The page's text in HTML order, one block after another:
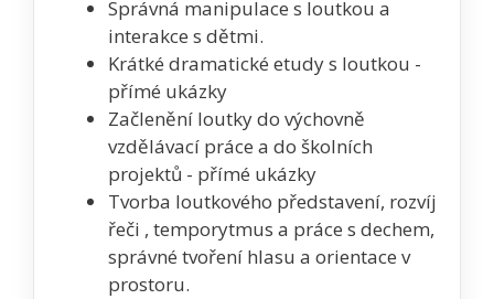
Správná manipulace s loutkou a
interakce s dětmi.
Krátké dramatické etudy s loutkou -
přímé ukázky
Začlenění loutky do výchovně
vzdělávací práce a do školních
projektů - přímé ukázky
Tvorba loutkového představení, rozvíj
řeči , temporytmus a práce s dechem,
správné tvoření hlasu a orientace v
prostoru.